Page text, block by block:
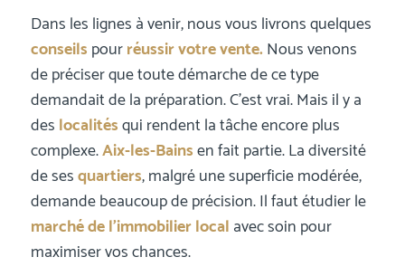
Dans les lignes à venir, nous vous livrons quelques
conseils pourréussir votre vente. Nous venons
de préciser que toute démarche de ce type
demandait de la préparation. C’est vrai. Mais il y a
des localitésqui rendent la tâche encore plus
complexe.Aix-les-Bainsen fait partie. La diversité
de sesquartiers, malgré une superficie modérée,
demande beaucoup de précision. Il faut étudier le
marché de l’immobilier local avec soin pour
maximiser vos chances.